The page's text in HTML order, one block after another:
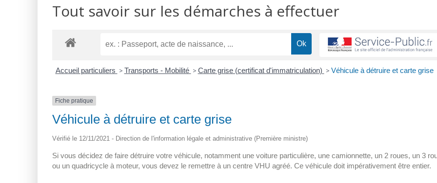
Tout savoir sur les démarches à effectuer
Accueil particuliers > Transports - Mobilité > Carte grise (certificat d'immatriculation) > Véhicule à détruire et carte grise
Fiche pratique
Véhicule à détruire et carte grise
Vérifié le 12/11/2021 - Direction de l'information légale et administrative (Première ministre)
Si vous décidez de faire détruire votre véhicule, notamment une voiture particulière, une camionnette, un 2 roues, un 3
ou un quadricycle à moteur, vous devez le remettre à un centre VHU agréé. Ce véhicule doit impérativement être entier.